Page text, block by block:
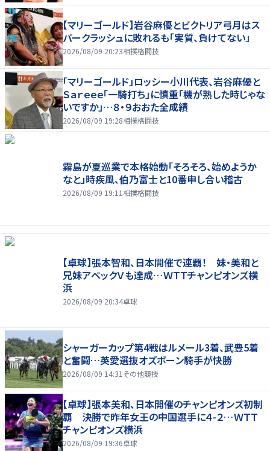
【マリーゴールド】岩谷麻優とビクトリア弓月はス
パークラッシュに敗れるも「実質、負けてない」
2026/08/09 20:23相撲格闘技
「マリーゴールド」ロッシー小川代表、岩谷麻優と
Ｓａｒｅｅｅ「一騎打ち」に慎重「機が熟した時じゃな
いですか」…８・９おおた全成績
2026/08/09 19:28相撲格闘技
霧島が夏巡業で本格始動「そろそろ、始めようか
なと」時疾風、伯乃富士と10番申し合い稽古
2026/08/09 19:11 相撲格闘技
【卓球】張本智和、日本開催で連覇！ 妹・美和と
兄妹アベックＶも達成…ＷＴＴチャンピオンズ横
浜
2026/08/09 20:34卓球
シャーガーカップ第4戦はルメール3着、武豊5着
と奮闘…英愛選抜オズボーン騎手が快勝
2026/08/09 14:31 その他競技
【卓球】張本美和、日本開催のチャンピオンズ初制
覇 決勝で昨年女王の中国選手に４-２…ＷＴＴ
チャンピオンズ横浜
2026/08/09 19:36卓球